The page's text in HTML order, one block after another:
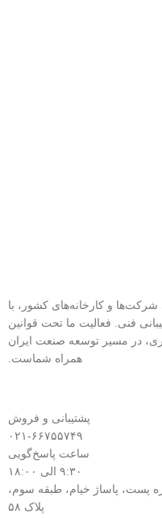
و کارخانه‌های کشور، با
فنی. فعالیت ما تحت قوانین
در مسیر توسعه صنعت ایران
همراه شماست.
پشتیبانی و فروش
۰۲۱-۶۶۷۵۵۷۴۹
ساعت پاسخ‌گویی
۹:۳۰ الی ۱۸:۰۰
پست، پاساژ خیام، طبقه سوم،
پلاک ۵۸